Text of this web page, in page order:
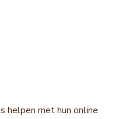
helpen met hun online